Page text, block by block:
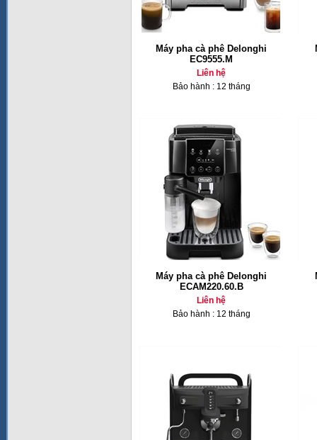
Máy pha cà phê Delonghi
EC9555.M
Liên hệ
Bảo hành : 12 tháng
Máy pha cà phê Delonghi
ECAM220.60.B
Liên hệ
Bảo hành : 12 tháng